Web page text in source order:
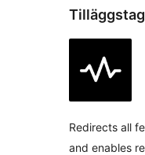
Redirects all
and enables